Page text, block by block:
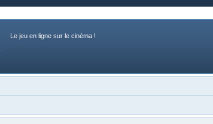
Le jeu en ligne sur le cinéma !